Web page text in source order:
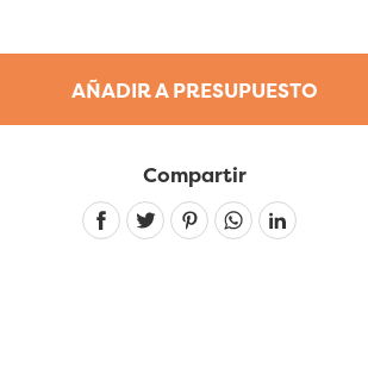
AÑADIR A PRESUPUESTO
Compartir
Linkedin